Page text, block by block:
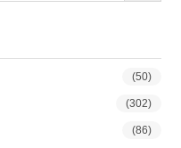
(50)
(302)
(86)